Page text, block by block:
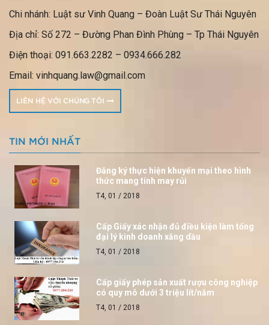
Chi nhánh: Luật sư Vinh Quang – Đoàn Luật Sư Thái Nguyên
Địa chỉ: Số 272 – Đường Phan Đình Phùng – Tp Thái Nguyên
Điện thoại: 091.663.2282 – 0934.666.282
Email: vinhquang.law@gmail.com
LIÊN HỆ VỚI CHÚNG TÔI
TIN MỚI NHẤT
Đăng ký thực hiện khuyến mại theo hình
thức mang tính may rủi
T4, 01 / 2018
Cấp Giấy xác nhận đủ điều kiện làm tổng
đại lý kinh doanh xăng dầu
T4, 01 / 2018
Cấp giấy phép sản xuất rượu công nghiệp
có quy mô dưới 3 triệu lít/năm
T4, 01 / 2018